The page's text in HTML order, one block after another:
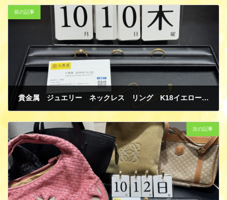
前の記事
貴金属 ジュエリー ネックレス リング K18イエローゴールド ダイヤモンド 色石 壊れたパーツ部分 買取
次の記事